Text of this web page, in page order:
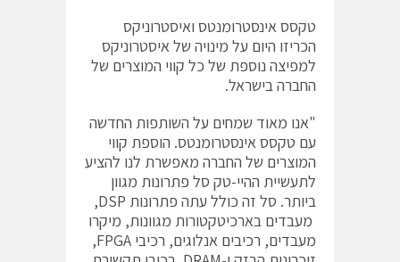
טקסס אינסטרומנטס ואיסטרוניקס
הכריזו היום על מינויה של איסטרוניקס
למפיצה נוספת של כל קווי המוצרים של
החברה בישראל.
"אנו מאוד שמחים על השותפות החדשה
עם טקסס אינסטרומנטס. הוספת קווי
המוצרים של החברה מאפשרת לנו להציע
לתעשיית ההיי-טק סל פתרונות מגוון
ביותר. סל זה כולל עתה פתרונות DSP,
מעבדים בארכיטקטורות מגוונות, מיקרו
מעבדים, רכיבים אנלוגים, רכיבי FPGA,